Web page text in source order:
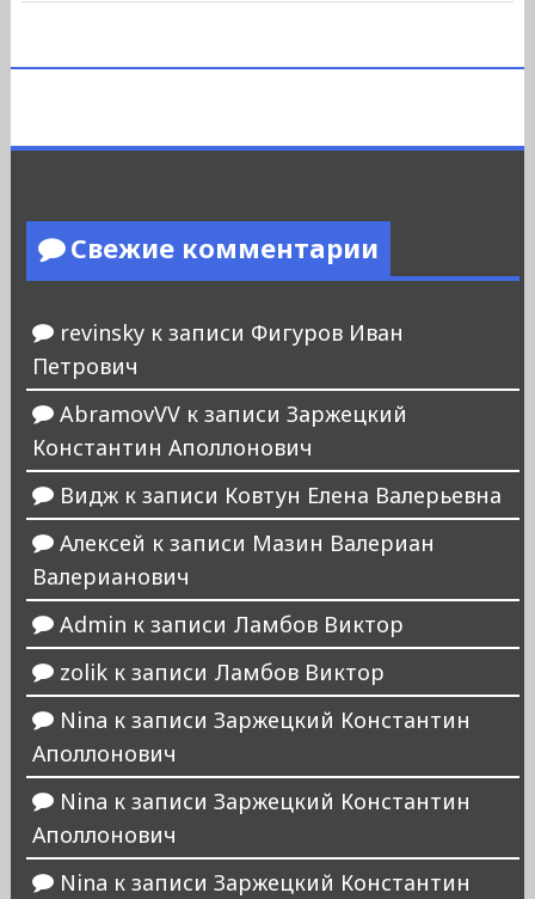
Свежие комментарии
revinskyк записи Фигуров Иван
Петрович
AbramovVVк записи Заржецкий
Константин Аполлонович
Виджк записи Ковтун Елена Валерьевна
Алексей к записи Мазин Валериан
Валерианович
Admin к записи Ламбов Виктор
zolikк записи Ламбов Виктор
Nina к записи Заржецкий Константин
Аполлонович
Nina к записи Заржецкий Константин
Аполлонович
Nina к записи Заржецкий Константин